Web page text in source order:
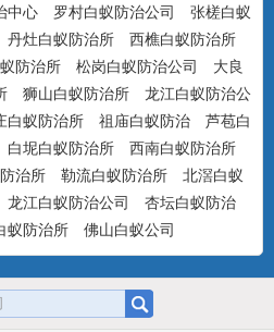
点：美国富美实公司出品，无刺激
可杀可防，具有驱避...
百户喜10%联苯菊酯乳油
点：美国富美实公司出品，有刺激
具有驱避和触杀作用...
剂型，无刺激气味，可杀可防，具
中心 罗村白蚁防治公司
张槎白蚁
丹灶白蚁防治所
西樵白蚁防治所
防治所 松岗白蚁防治公司
大良
狮山白蚁防治所
龙江白蚁防治公
白蚁防治所 祖庙白蚁防治
芦苞白
白坭白蚁防治所
西南白蚁防治所
治所 勒流白蚁防治所
北滘白蚁
龙江白蚁防治公司
杏坛白蚁防治
蚁防治所 佛山白蚁公司